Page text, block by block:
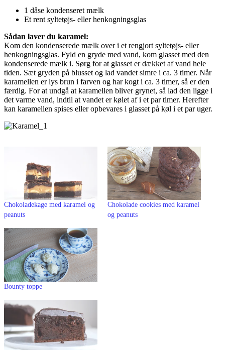
1 dåse kondenseret mælk
Et rent syltetøjs- eller henkogningsglas
Sådan laver du karamel:
Kom den kondenserede mælk over i et rengjort syltetøjs- eller
henkogningsglas. Fyld en gryde med vand, kom glasset med den
kondenserede mælk i. Sørg for at glasset er dækket af vand hele
tiden. Sæt gryden på blusset og lad vandet simre i ca. 3 timer. Når
karamellen er lys brun i farven og har kogt i ca. 3 timer, så er den
færdig. For at undgå at karamellen bliver grynet, så lad den ligge i
det varme vand, indtil at vandet er kølet af i et par timer. Herefter
kan karamellen spises eller opbevares i glasset på køl i et par uger.
Chokoladekage med karamel og
peanuts
Chokolade cookies med karamel
og peanuts
Bounty toppe